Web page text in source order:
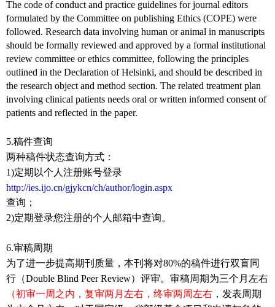
The code of conduct and practice guidelines for journal editors
formulated by the Committee on publishing Ethics (COPE) were
followed. Research data involving human or animal in manuscripts
should be formally reviewed and approved by a formal institutional
review committee or ethics committee, following the principles
outlined in the Declaration of Helsinki, and should be described in
the research object and method section. The related treatment plan
involving clinical patients needs oral or written informed consent of
patients and reflected in the paper.
5.稿件查询
两种稿件状态查询方式：
1)定期以个人注册账号登录
http://ies.ijo.cn/gjykcn/ch/author/login.aspx
查询；
2)定期登录您注册的个人邮箱中查询。
6.审稿周期
为了进一步提高期刊质量，本刊将对80%的稿件进行双盲同
行（Double Blind Peer Review）评审。审稿周期为三个月左右
（初审一周之内，复审两月左右，终审两周左右 ，发表周期